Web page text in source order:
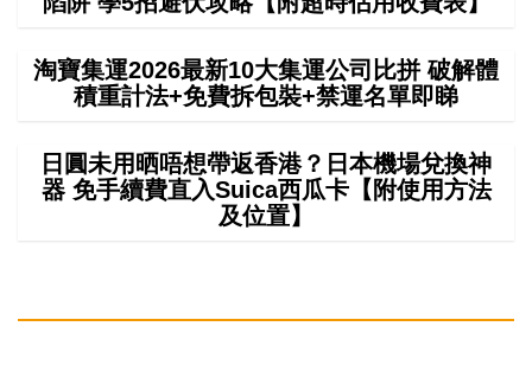
淘寶集運2026最新10大集運公司比拼 破解體
積重計法+免費拆包裝+禁運名單即睇
日圓未用晒唔想帶返香港？日本機場兌換神
器 免手續費直入Suica西瓜卡【附使用方法
及位置】